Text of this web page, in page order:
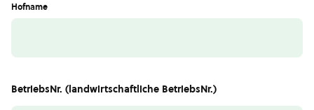
Hofname
BetriebsNr. (landwirtschaftliche BetriebsNr.)